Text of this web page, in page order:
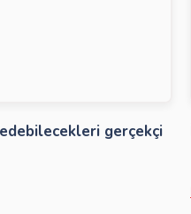
gerçekçi